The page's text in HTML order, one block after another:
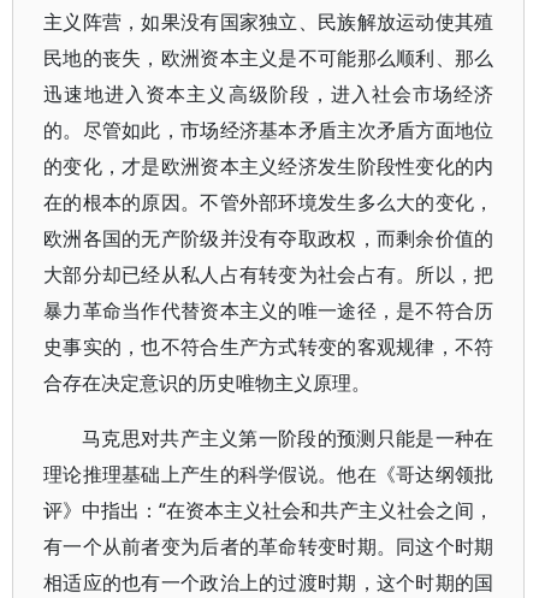
主义阵营，如果没有国家独立、民族解放运动使其殖
民地的丧失，欧洲资本主义是不可能那么顺利、那么
迅速地进入资本主义高级阶段，进入社会市场经济
的。尽管如此，市场经济基本矛盾主次矛盾方面地位
的变化，才是欧洲资本主义经济发生阶段性变化的内
在的根本的原因。不管外部环境发生多么大的变化，
欧洲各国的无产阶级并没有夺取政权，而剩余价值的
大部分却已经从私人占有转变为社会占有。所以，把
暴力革命当作代替资本主义的唯一途径，是不符合历
史事实的，也不符合生产方式转变的客观规律，不符
合存在决定意识的历史唯物主义原理。
马克思对共产主义第一阶段的预测只能是一种在
理论推理基础上产生的科学假说。他在《哥达纲领批
评》中指出：“在资本主义社会和共产主义社会之间，
有一个从前者变为后者的革命转变时期。同这个时期
相适应的也有一个政治上的过渡时期，这个时期的国